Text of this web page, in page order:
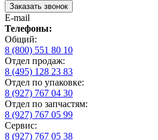
Заказать звонок
E-mail
Телефоны:
Общий:
8 (800) 551 80 10
Отдел продаж:
8 (495) 128 23 83
Отдел по упаковке:
8 (927) 767 04 30
Отдел по запчастям:
8 (927) 767 05 99
Сервис:
8 (927) 767 05 38